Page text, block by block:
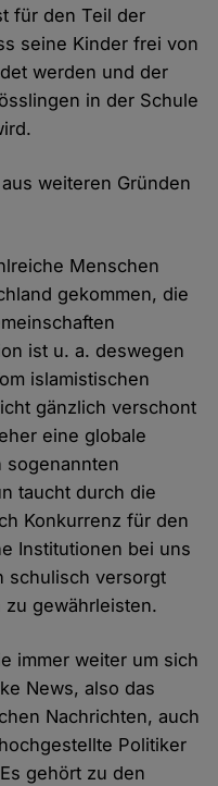
für den Teil der
seine Kinder frei von
werden und der
in der Schule
weiteren Gründen
Menschen
gekommen, die
ist u. a. deswegen
islamistischen
gänzlich verschont
eine globale
sogenannten
taucht durch die
Konkurrenz für den
Institutionen bei uns
schulisch versorgt
gewährleisten.
immer weiter um sich
News, also das
Nachrichten, auch
Politiker
gehört zu den